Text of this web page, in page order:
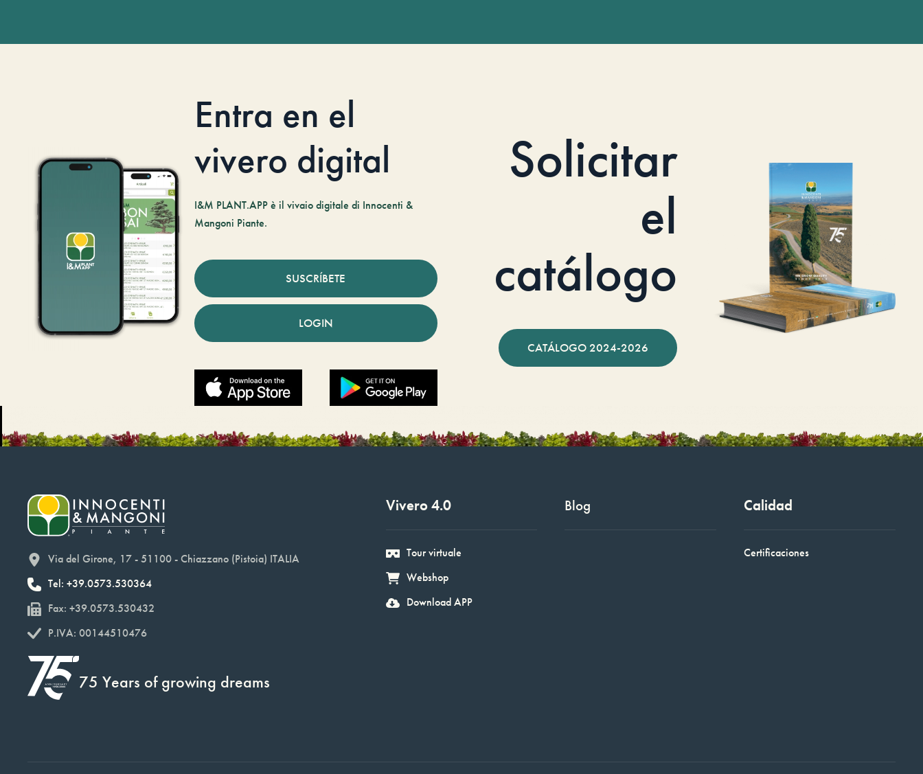
Entra en el
vivero digital
I&M PLANT.APP è il vivaio digitale di Innocenti &
Mangoni Piante.
SUSCRÍBETE
LOGIN
Solicitar
el
catálogo
CATÁLOGO 2024-2026
Via del Girone, 17 - 51100 - Chiazzano (Pistoia) ITALIA
Tel: +39.0573.530364
Fax: +39.0573.530432
P.IVA: 00144510476
75 Years of growing dreams
Vivero 4.0
Tour virtuale
Webshop
Download APP
Blog Calidad
Certificaciones